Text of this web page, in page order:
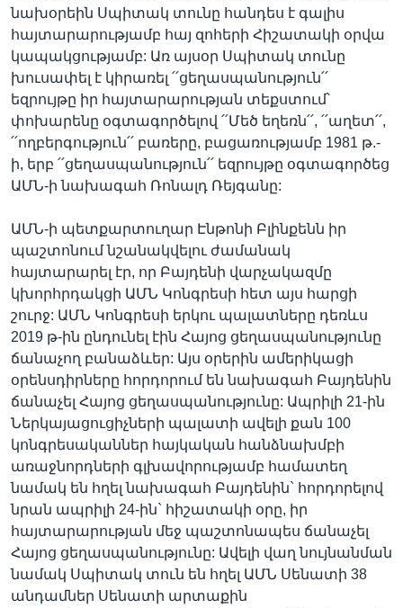
նախօրեին Սպիտակ տունը հանդես է գալիս
հայտարարությամբ հայ զոհերի Հիշատակի օրվա
կապակցությամբ: Առ այսօր Սպիտակ տունը
խուսափել է կիրառել ՛՛ցեղասպանություն՛՛
եզրույթը իր հայտարարության տեքստում՝
փոխարենը օգտագործելով ՛՛Մեծ եղեռն՛՛, ՛՛աղետ՛՛,
՛՛ողբերգություն՛՛ բառերը, բացառությամբ 1981 թ.-
ի, երբ ՛՛ցեղասպանություն՛՛ եզրույթը օգտագործեց
ԱՄՆ-ի նախագահ Ռոնալդ Ռեյգանը:
ԱՄՆ-ի պետքարտուղար Էնթոնի Բլինքենն իր
պաշտոնում նշանակվելու ժամանակ
հայտարարել էր, որ Բայդենի վարչակազմը
կխորհրդակցի ԱՄՆ Կոնգրեսի հետ այս հարցի
շուրջ: ԱՄՆ Կոնգրեսի երկու պալատները դեռևս
2019 թ-ին ընդունել էին Հայոց ցեղասպանությունը
ճանաչող բանաձևեր: Այս օրերին ամերիկացի
օրենսդիրները հորդորում են նախագահ Բայդենին
ճանաչել Հայոց ցեղասպանությունը: Ապրիլի 21-ին
Ներկայացուցիչների պալատի ավելի քան 100
կոնգրեսականներ հայկական հանձնախմբի
առաջնորդների գլխավորությամբ համատեղ
նամակ են հղել նախագահ Բայդենին` հորդորելով
նրան ապրիլի 24-ին` հիշատակի օրը, իր
հայտարարության մեջ պաշտոնապես ճանաչել
Հայոց ցեղասպանությունը: Ավելի վաղ նույնանման
նամակ Սպիտակ տուն են հղել ԱՄՆ Սենատի 38
անդամներ Սենատի արտաքին